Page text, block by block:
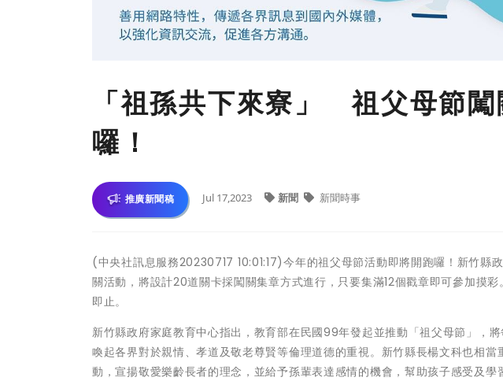
「祖孫共下來寮」 祖父母節
囉！
推廣新聞稿 Jul 17,2023 新聞 新聞時事
(中央社訊息服務20230717 10:01:17)今年的祖父母節活動即將開跑囉！新竹縣
關活動，將設計20道關卡採闖關集章方式進行，只要集滿12個戳章即可參加摸
即止。
新竹縣政府家庭教育中心指出，教育部在民國99年發起並推動「祖父母節」，
喚起各界對於親情、孝道及敬老尊賢等倫理道德的重視。新竹縣長楊文科也相
動，宣揚敬愛樂齡長者的理念，並給予孫輩表達感情的機會，幫助孩子感受及學